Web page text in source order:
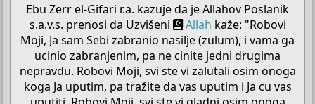
Ebu Zerr el-Gifari r.a. kazuje da je Allahov Poslanik
s.a.v.s. prenosi da Uzvišeni
Allah kaže: "Robovi
Moji, Ja sam Sebi zabranio nasilje (zulum), i vama ga
ucinio zabranjenim, pa ne cinite jedni drugima
nepravdu. Robovi Moji, svi ste vi zalutali osim onoga
koga Ja uputim, pa tražite da vas uputim i Ja cu vas